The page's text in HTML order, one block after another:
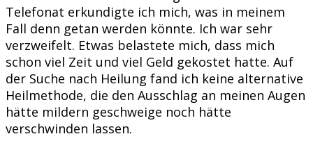
Telefonat erkundigte ich mich, was in meinem
Fall denn getan werden könnte. Ich war sehr
verzweifelt. Etwas belastete mich, dass mich
schon viel Zeit und viel Geld gekostet hatte. Auf
der Suche nach Heilung fand ich keine alternative
Heilmethode, die den Ausschlag an meinen Augen
hätte mildern geschweige noch hätte
verschwinden lassen.